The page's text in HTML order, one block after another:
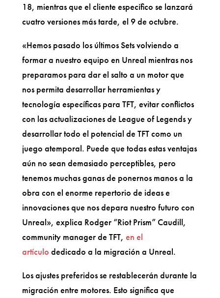
18, mientras que el cliente específico se lanzará
cuatro versiones más tarde, el 9 de octubre.
«Hemos pasado los últimos Sets volviendo a
formar a nuestro equipo en Unreal mientras nos
preparamos para dar el salto a un motor que
nos permita desarrollar herramientas y
tecnología específicas para TFT, evitar conflictos
con las actualizaciones de League of Legends y
desarrollar todo el potencial de TFT como un
juego atemporal. Puede que todas estas ventajas
aún no sean demasiado perceptibles, pero
tenemos muchas ganas de ponernos manos a la
obra con el enorme repertorio de ideas e
innovaciones que nos depara nuestro futuro con
Unreal», explica Rodger “Riot Prism” Caudill,
community manager de TFT, en el
artículo dedicado a la migración a Unreal.
Los ajustes preferidos se restablecerán durante la
migración entre motores. Esto significa que